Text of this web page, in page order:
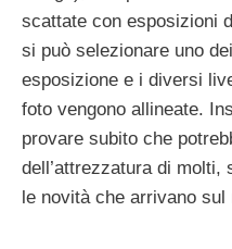
scattate con esposizioni
si può selezionare uno
esposizione e i diversi
foto vengono allineate.
provare subito che
dell’attrezzatura di
le novità che arrivano sul